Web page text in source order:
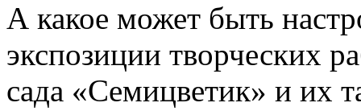
А какое может быть
экспозиции творческих
сада «Семицветик» и их